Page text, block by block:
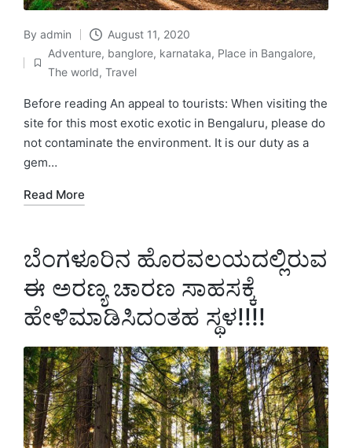
Posted
by
By admin August 11, 2020
Posted
Adventure, banglore, karnataka, Place in Bangalore,
The world,Travel
Before reading An appeal to tourists: When visiting the
site for this most exotic exotic in Bengaluru, please do
not contaminate the environment. It is our duty as a
gem…
Read More
ಬೆಂಗಳೂರಿನ ಹೊರವಲಯದಲ್ಲಿರುವ
ಈ ಅರಣ್ಯ ಚಾರಣ ಸಾಹಸಕ್ಕೆ
ಹೇಳಿಮಾಡಿಸಿದ೦ತಹ ಸ್ಥಳ!!!!